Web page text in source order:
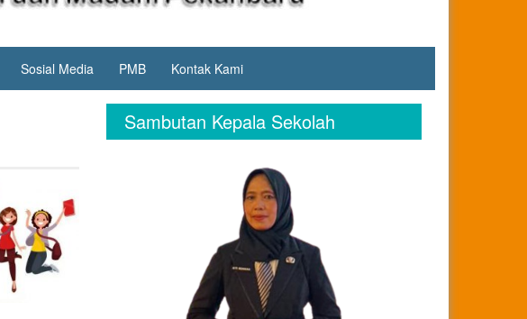
Sosial Media PMB Kontak Kami
Sambutan Kepala Sekolah